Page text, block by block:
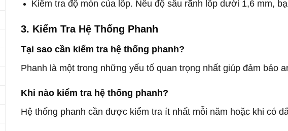
Kiểm tra độ mòn của lốp. Nếu độ sâu rãnh lốp dưới 1,6 mm,
3. Kiểm Tra Hệ Thống Phanh
Tại sao cần kiểm tra hệ thống phanh?
Phanh là một trong những yếu tố quan trọng nhất giúp đảm bảo
Khi nào kiểm tra hệ thống phanh?
Hệ thống phanh cần được kiểm tra ít nhất mỗi năm hoặc khi có